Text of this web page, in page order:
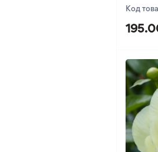
Код